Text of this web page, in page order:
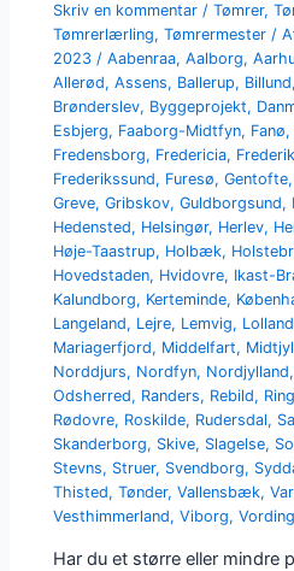
Skriv en kommentar /Tømrer,
Tømrerlærling,Tømrermester /
2023/Aabenraa,Aalborg,
Allerød,Assens, Ballerup, Billund,
Brønderslev, Byggeprojekt,
Esbjerg, Faaborg-Midtfyn, Fanø,
Fredensborg, Fredericia,
Frederikssund, Furesø,Gentofte
Greve,Gribskov,Guldborgsund,
Hedensted, Helsingør, Herlev,
Høje-Taastrup, Holbæk,
Hovedstaden, Hvidovre, Ikast-
Kalundborg, Kerteminde,
Langeland, Lejre, Lemvig, Lolland
Mariagerfjord, Middelfart,
Norddjurs, Nordfyn, Nordjylland,
Odsherred, Randers, Rebild,
Rødovre, Roskilde, Rudersdal,
Skanderborg, Skive, Slagelse,
Stevns, Struer, Svendborg,
Thisted,Tønder,Vallensbæk,
Vesthimmerland,Viborg,
Har du et større eller mindre